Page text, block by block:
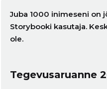
Juba 1000 inimeseni on
Storybooki kasutaja.
ole.
Tegevusaruanne